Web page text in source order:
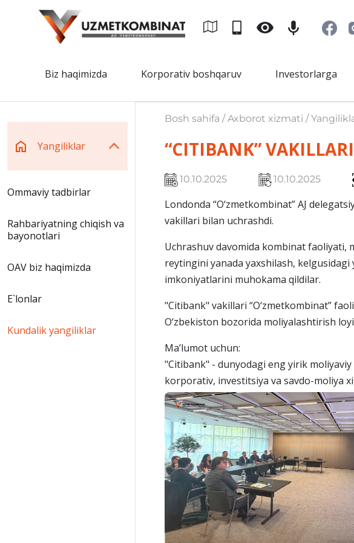
Biz haqimizda Korporativ boshqaruv Investorlarga
Yangiliklar
Ommaviy tadbirlar
Rahbariyatning chiqish va
bayonotlari
OAV biz haqimizda
E`lonlar
Kundalik yangiliklar
Bosh sahifa / Axborot xizmati /
“CITIBANK”
10.10.2025 10.10.2025
Londonda “O‘zmetkombinat” AJ
vakillari bilan uchrashdi.
Uchrashuv davomida kombinat faoliyati,
reytingini yanada yaxshilash,
imkoniyatlarini muhokama qildilar.
"Citibank" vakillari “O‘zmetkombinat”
O‘zbekiston bozorida moliyalashtirish
Ma’lumot uchun:
"Citibank" - dunyodagi eng yirik
korporativ, investitsiya va savdo-moliya